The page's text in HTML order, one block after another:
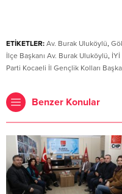
ETİKETLER: Av. Burak Uluköylü,
İlçe Başkanı Av. Burak Uluköylü,
Parti Kocaeli İl Gençlik Kolları
Benzer Konular